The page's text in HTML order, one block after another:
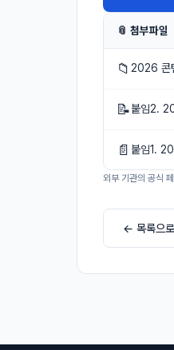
📎 첨부파일
📁 2026 콘
📝붙임2.
📄 붙임1.
외부 기관의 공식
← 목록으로